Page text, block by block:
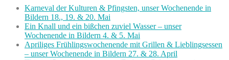
Karneval der Kulturen & Pfingsten, unser Wochenende in
Bildern 18., 19. & 20. Mai
Ein Knall und ein bißchen zuviel Wasser – unser
Wochenende in Bildern 4. & 5. Mai
Apriliges Frühlingswochenende mit Grillen & Lieblingsessen
– unser Wochenende in Bildern 27. & 28. April